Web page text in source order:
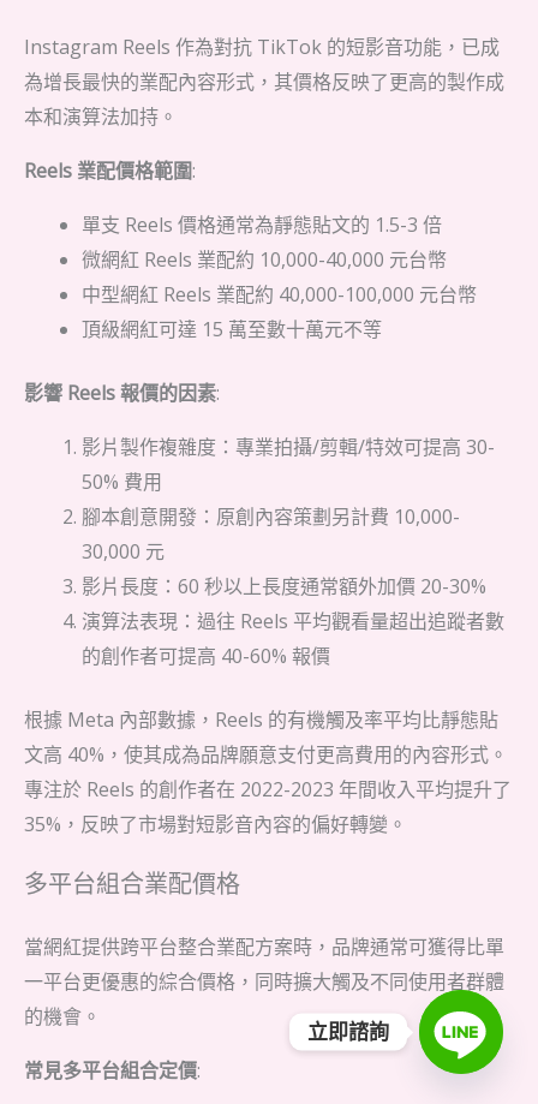
Instagram Reels 作為對抗 TikTok 的短影音功能，已成
為增長最快的業配內容形式，其價格反映了更高的製作成
本和演算法加持。
Reels 業配價格範圍:
單支 Reels 價格通常為靜態貼文的 1.5-3 倍
微網紅 Reels 業配約 10,000-40,000 元台幣
中型網紅 Reels 業配約 40,000-100,000 元台幣
頂級網紅可達 15 萬至數十萬元不等
影響 Reels 報價的因素:
影片製作複雜度：專業拍攝/剪輯/特效可提高 30-
50% 費用
腳本創意開發：原創內容策劃另計費 10,000-
30,000 元
影片長度：60 秒以上長度通常額外加價 20-30%
演算法表現：過往 Reels 平均觀看量超出追蹤者數
的創作者可提高 40-60% 報價
根據 Meta 內部數據，Reels 的有機觸及率平均比靜態貼
文高 40%，使其成為品牌願意支付更高費用的內容形式。
專注於 Reels 的創作者在 2022-2023 年間收入平均提升了
35%，反映了市場對短影音內容的偏好轉變。
多平台組合業配價格
當網紅提供跨平台整合業配方案時，品牌通常可獲得比單
一平台更優惠的綜合價格，同時擴大觸及不同使用者群體
的機會。
常見多平台組合定價:
立即諮詢